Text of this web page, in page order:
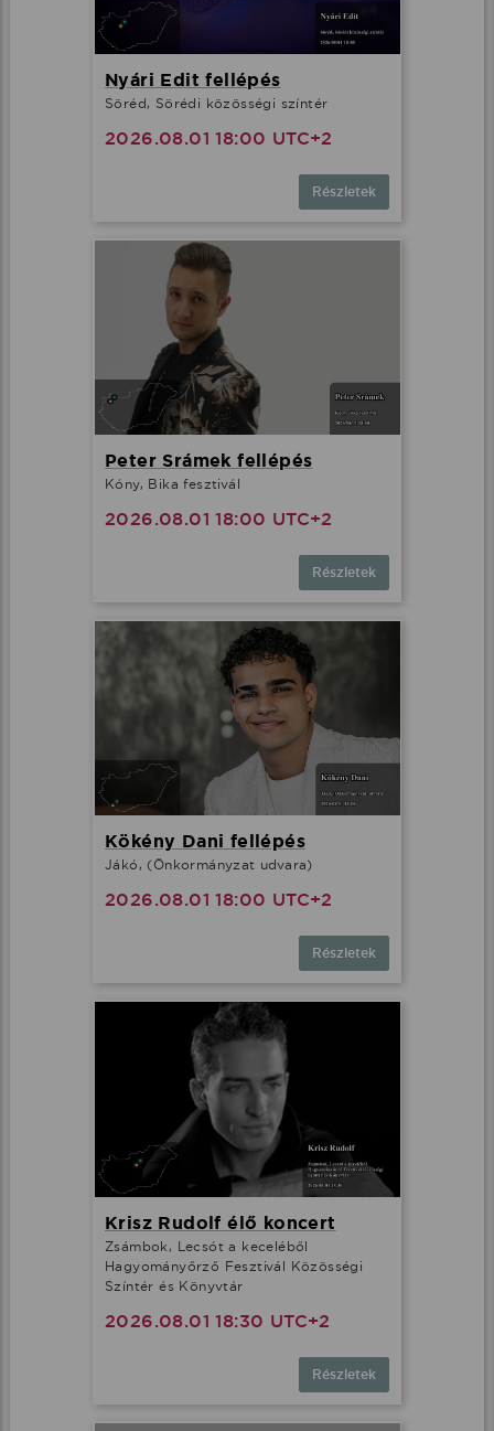
Nyári Edit fellépés
Söréd, Sörédi közösségi színtér
2026.08.01 18:00 UTC+2
Részletek
Peter Srámek fellépés
Kóny, Bika fesztivál
2026.08.01 18:00 UTC+2
Részletek
Kökény Dani fellépés
Jákó, (Önkormányzat udvara)
2026.08.01 18:00 UTC+2
Részletek
Krisz Rudolf élő koncert
Zsámbok, Lecsót a keceléből
Hagyományőrző Fesztivál Közösségi
Színtér és Könyvtár
2026.08.01 18:30 UTC+2
Részletek